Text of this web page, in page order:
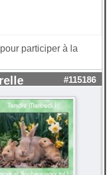
pour participer à la
#115186